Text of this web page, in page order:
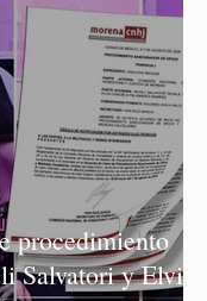
procedimiento
Salvatori y Elvia